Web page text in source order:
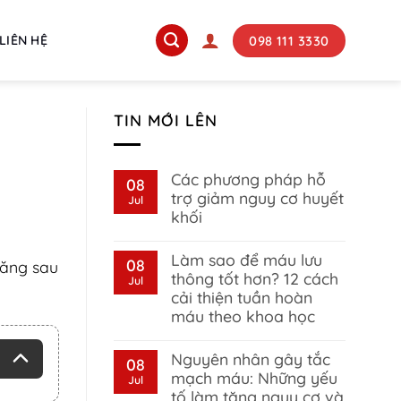
LIÊN HỆ 098 111 3330
sau
TIN MỚI LÊN
08
Jul
Các phương pháp hỗ
trợ giảm nguy cơ huyết
khối
on
Các
phương
pháp
hỗ
trợ
cơ
huyết
khối
08
Jul
Làm sao để máu lưu
thông tốt hơn? 12 cách
cải thiện tuần hoàn
máu theo khoa học
on
Làm
sao
để
08
Jul
Nguyên nhân gây tắc
mạch máu: Những yếu
tố làm tăng nguy cơ và